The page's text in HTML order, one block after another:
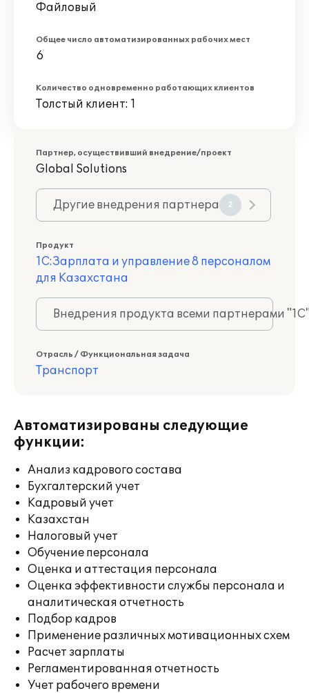
Файловый
Общее число автоматизированных рабочих мест
6
Количество одновременно работающих клиентов
Толстый клиент: 1
Партнер, осуществивший внедрение/проект
Global Solutions
Другие внедрения партнера 2
Продукт
1С:Зарплата и управление 8 персоналом
для Казахстана
Внедрения продукта всеми партнерами
Отрасль / Функциональная задача
Транспорт
Автоматизированы следующие
функции:
Анализ кадрового состава
Бухгалтерский учет
Кадровый учет
Казахстан
Налоговый учет
Обучение персонала
Оценка и аттестация персонала
Оценка эффективности службы персонала и
аналитическая отчетность
Подбор кадров
Применение различных мотивационных схем
Расчет зарплаты
Регламентированная отчетность
Учет рабочего времени